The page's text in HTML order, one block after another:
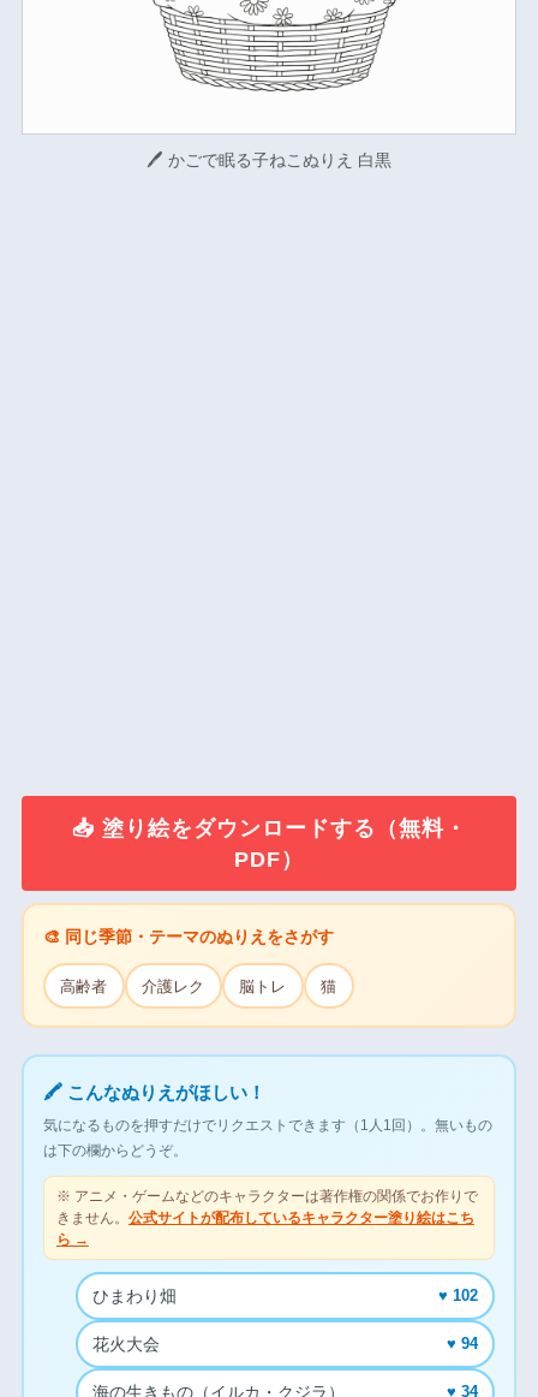
🖊 かごで眠る子ねこぬりえ 白黒
📥 塗り絵をダウンロードする（無料・
PDF）
🎨 同じ季節・テーマのぬりえをさがす
高齢者 介護レク 脳トレ 猫
🖍 こんなぬりえがほしい！
気になるものを押すだけでリクエストできます（1人1回）。無いもの
は下の欄からどうぞ。
※ アニメ・ゲームなどのキャラクターは著作権の関係でお作りで
きません。 公式サイトが配布しているキャラクター塗り絵はこち
ら →
ひまわり畑 ♥ 102
花火大会 ♥ 94
海の生きもの（イルカ・クジラ） ♥ 34